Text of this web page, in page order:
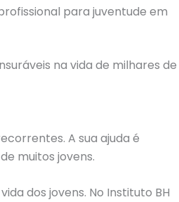
para juventude em
na vida de milhares de
A sua ajuda é
muitos jovens.
dos jovens. No Instituto BH